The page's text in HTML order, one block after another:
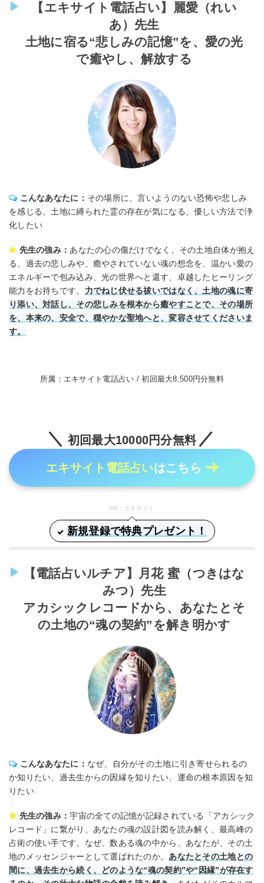
【エキサイト電話占い】麗愛（れい
あ）先生
土地に宿る“悲しみの記憶”を、愛の光
で癒やし、解放する
こんなあなたに： その場所に、言いようのない恐怖や悲しみ
を感じる、土地に縛られた霊の存在が気になる、優しい方法で浄
化したい
先生の強み：あなたの心の傷だけでなく、その土地自体が抱え
る、過去の悲しみや、癒やされていない魂の想念を、温かい愛の
エネルギーで包み込み、光の世界へと還す、卓越したヒーリング
能力をお持ちです。 力でねじ伏せる祓いではなく、土地の魂に寄
り添い、対話し、その悲しみを根本から癒やすことで、その場所
を、本来の、安全で、穏やかな聖地へと、変容させてくださいま
す。
所属：エキサイト電話占い / 初回最大8,500円分無料
初回最大10000円分無料
エキサイト電話占いはこちら
PR：エキサイト
新規登録で特典プレゼント！
【電話占いルチア】月花 蜜（つきはな
みつ）先生
アカシックレコードから、あなたとそ
の土地の“魂の契約”を解き明かす
こんなあなたに： なぜ、自分がその土地に引き寄せられるの
か知りたい、過去生からの因縁を知りたい、運命の根本原因を知
りたい
先生の強み：宇宙の全ての記憶が記録されている「アカシック
レコード」に繋がり、あなたの魂の設計図を読み解く、最高峰の
占術の使い手です。なぜ、数ある魂の中から、あなたが、その土
地のメッセンジャーとして選ばれたのか。あなたとその土地との
間に、過去生から続く、どのような“魂の契約”や“因縁”が存在す